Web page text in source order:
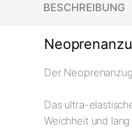
BESCHREIBUNG
Der
Das ultra-
Weichheit und